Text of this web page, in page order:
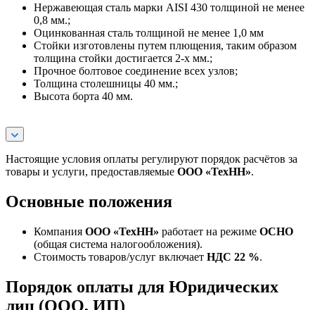
Нержавеющая сталь марки AISI 430 толщиной не менее
0,8 мм.;
Оцинкованная сталь толщиной не менее 1,0 мм
Стойки изготовлены путем плющения, таким образом
толщина стойки достигается 2-х мм.;
Прочное болтовое соединение всех узлов;
Толщина столешницы 40 мм.;
Высота борта 40 мм.
Настоящие условия оплаты регулируют порядок расчётов за
товары и услуги, предоставляемые ООО «ТехНН».
Основные положения
Компания ООО «ТехНН» работает на режиме ОСНО
(общая система налогообложения).
Стоимость товаров/услуг включает НДС 22 %.
Порядок оплаты для Юридических
лиц (ООО, ИП)